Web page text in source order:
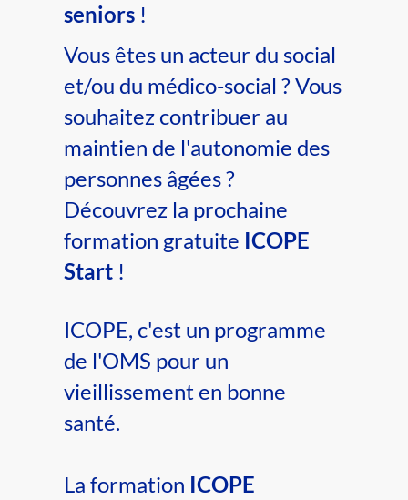
seniors !
Vous êtes un acteur du social
et/ou du médico-social ? Vous
souhaitez contribuer au
maintien de l'autonomie des
personnes âgées ?
Découvrez la prochaine
formation gratuite ICOPE
Start !
ICOPE, c'est un programme
de l'OMS pour un
vieillissement en bonne
santé.
La formation ICOPE